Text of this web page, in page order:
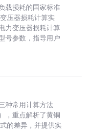
载损耗的国家标准
变压器损耗计算实
力变压器损耗计算
号参数，指导用户
种常用计算方法
，重点解析了黄铜
的差异，并提供实